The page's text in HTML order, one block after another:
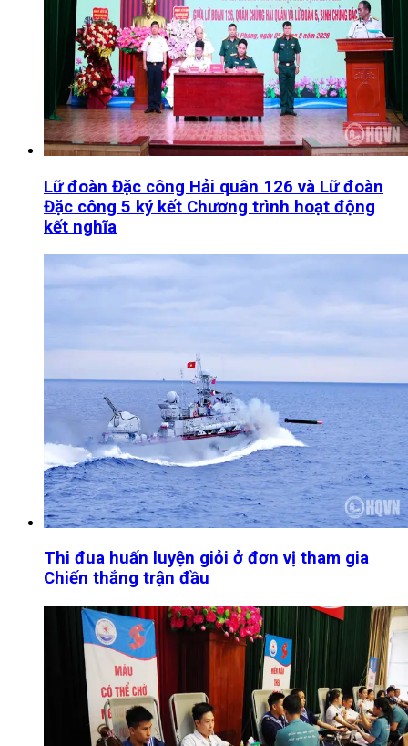
Lữ đoàn Đặc công Hải quân 126 và Lữ đoàn
Đặc công 5 ký kết Chương trình hoạt động
kết nghĩa
Thi đua huấn luyện giỏi ở đơn vị tham gia
Chiến thắng trận đầu